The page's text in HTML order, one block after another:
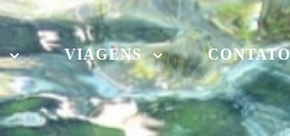
VIAGENS CONTATO